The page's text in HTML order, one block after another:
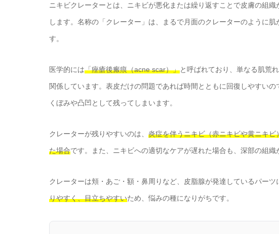
ニキビクレーターとは、ニキビが悪化または繰り返すことで皮膚の組
します。名称の「クレーター」は、まるで月面のクレーターのように
す。
医学的には「痤瘡後瘢痕（acne scar）」と呼ばれており、単なる肌荒れ
関係しています。表皮だけの問題であれば時間とともに回復しやすい
くぼみや凸凹として残ってしまいます。
クレーターが残りやすいのは、 炎症を伴うニキビ（赤ニキビや黄ニキ
た場合です。また、ニキビへの適切なケアが遅れた場合も、深部の組織
クレーターは頬・あご・額・鼻周りなど、皮脂腺が発達しているパーツ
りやすく、目立ちやすいため、悩みの種になりがちです。